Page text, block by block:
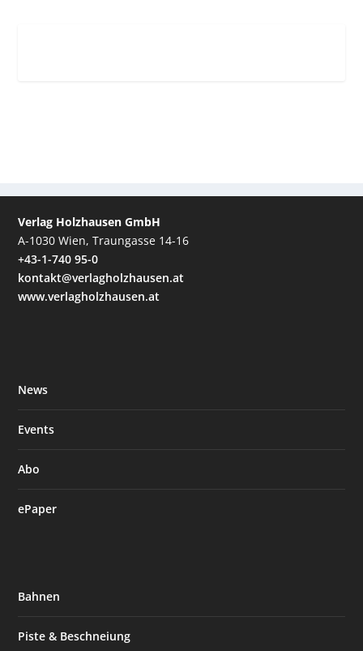
Verlag Holzhausen GmbH
A-1030 Wien, Traungasse 14-16
+43-1-740 95-0
kontakt@verlagholzhausen.at
www.verlagholzhausen.at
News
Events
Abo
ePaper
Bahnen
Piste & Beschneiung